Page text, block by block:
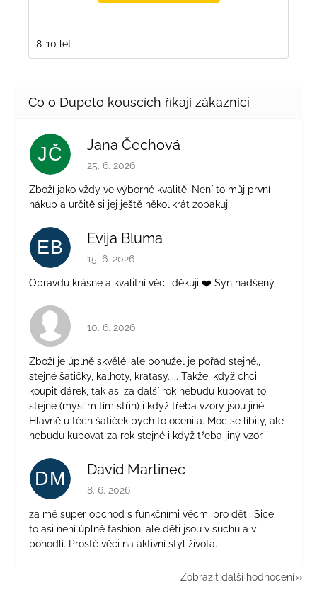
8-10 let
JČ Jana Čechová
Hodnocení obchodu je 5 z 5 hvězdiček.
25. 6. 2026
Zboží jako vždy ve výborné kvalitě. Není to můj první
nákup a určitě si jej ještě několikrát zopakuji.
EB Evija Bluma
Hodnocení obchodu je 5 z 5 hvězdiček.
15. 6. 2026
Opravdu krásné a kvalitní věci, děkuji ❤️ Syn nadšený
Hodnocení obchodu je 4 z 5 hvězdiček.
10. 6. 2026
Zboží je úplně skvělé, ale bohužel je pořád stejné.,
stejné šatičky, kalhoty, kraťasy..... Takže, když chci
koupit dárek, tak asi za další rok nebudu kupovat to
stejné (myslím tím střih) i když třeba vzory jsou jiné.
Hlavně u těch šatiček bych to ocenila. Moc se líbily, ale
nebudu kupovat za rok stejné i když třeba jiný vzor.
DM David Martinec
Hodnocení obchodu je 5 z 5 hvězdiček.
8. 6. 2026
za mě super obchod s funkčními věcmi pro děti. Sice
to asi není úplně fashion, ale děti jsou v suchu a v
pohodlí. Prostě věci na aktivní styl života.
Zobrazit další hodnocení